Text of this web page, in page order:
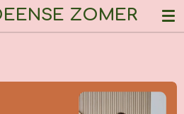
ZOMER